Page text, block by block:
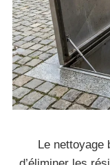
Le nettoyage